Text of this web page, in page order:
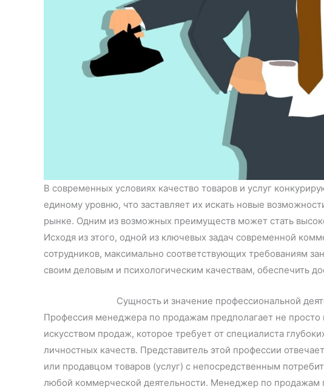
В современных условиях качество товаров и услуг
единому уровню, что заставляет их искать новые
рынке. Одним из возможных преимуществ может стать
Исходя из этого, одной из ключевых задач современной
сотрудников, максимально соответствующих требованиям
своим деловым и психологическим качествам, обеспечить
Сущность и значение профессиональной
Профессия менеджера по продажам предполагает не
искусством продаж, которое требует от специалиста
личностных качеств. Представитель этой профессии
или продавцом товаров (услуг) с непосредственным
любой коммерческой деятельности. Менеджер по продажам